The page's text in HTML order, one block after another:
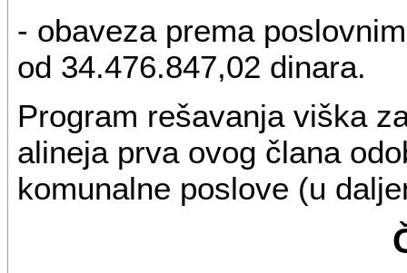
- obaveza prema
od 34.476.847,02 dinara.
Program rešavanja viška
alineja prva ovog člana
komunalne poslove (u